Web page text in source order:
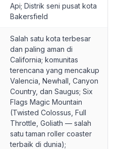
Api; Distrik seni pusat kota
Bakersfield
Salah satu kota terbesar
dan paling aman di
California; komunitas
terencana yang mencakup
Valencia, Newhall, Canyon
Country, dan Saugus; Six
Flags Magic Mountain
(Twisted Colossus, Full
Throttle, Goliath — salah
satu taman roller coaster
terbaik di dunia);